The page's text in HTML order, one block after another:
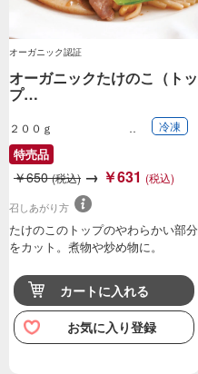
オーガニック認証
オーガニックたけのこ（トッ
プ…
２００ｇ 冷凍
特売品
￥650(税込) → ￥631 (税込)
召しあがり方
たけのこのトップのやわらかい部分
をカット。煮物や炒め物に。
カートに入れる
お気に入り登録